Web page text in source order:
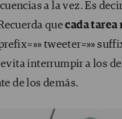
a la vez. Es
quecada tarea
tweeter=»»
interrumpir a los
de los demás.